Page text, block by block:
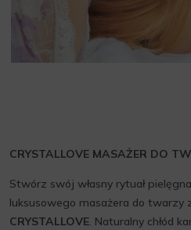
CRYSTALLOVE MASAŻER DO
Stwórz swój własny rytuał
luksusowego masażera do twarzy
CRYSTALLOVE. Naturalny chłód